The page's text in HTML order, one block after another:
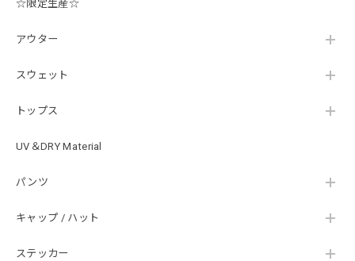
☆限定生産☆
アウター
スウェット
トップス
UV＆DRY Material
パンツ
キャップ / ハット
ステッカー
はじめて利用しましたが、商品の梱包も問題なく大変迅速に
ジが同封されており、気遣いの行き届いた対応だなと感じま
後は購入したルアーで実釣するのみです！ ありがとうござい